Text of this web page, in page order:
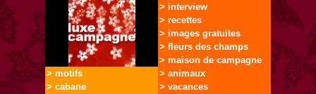
> interview
> recettes
> images gratuites
> fleurs des champs
> maison de campagne
> motifs
> cabane
> animaux
> vacances